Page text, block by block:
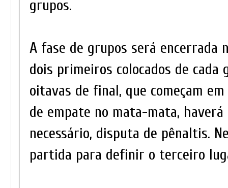
grupos.
A fase de grupos será encerrada
dois primeiros colocados de cada
oitavas de final, que começam
de empate no mata-mata, haverá
necessário, disputa de pênaltis.
partida para definir o terceiro